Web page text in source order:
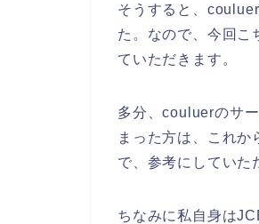
そうすると、
た。なので、今回
ていただきます。
多分、couluerのサ
まった方は、これ
で、参考にしていた
ちなみに私自身は